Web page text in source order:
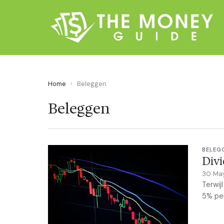
Home › Beleggen
Beleggen
30
5%